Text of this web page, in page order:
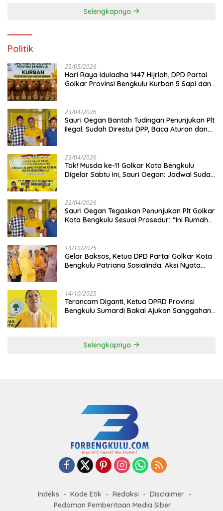
Selengkapnya
Politik
25/05/2026
Hari Raya Iduladha 1447 Hijriah, DPD Partai
Golkar Provinsi Bengkulu Kurban 5 Sapi dan 1
23/04/2026
Sauri Oegan Bantah Tudingan Penunjukan Plt
Ilegal: Sudah Direstui DPP, Baca Aturan dan
23/04/2026
‎Tok! Musda ke-11 Golkar Kota Bengkulu
Digelar Sabtu Ini, Sauri Oegan: Jadwal Sudah
22/04/2026
Sauri Oegan Tegaskan Penunjukan Plt Golkar
Kota Bengkulu Sesuai Prosedur: “Ini Rumah
14/10/2025
‎Gelar Baksos, Ketua DPD Partai Golkar Kota
Bengkulu Patriana Sosialinda: Aksi Nyata
14/10/2025
Terancam Diganti, Ketua DPRD Provinsi
Bengkulu Sumardi Bakal Ajukan Sanggahan
Selengkapnya
Indeks Kode Etik Redaksi
Disclaimer
Pedoman Pemberitaan Media Siber